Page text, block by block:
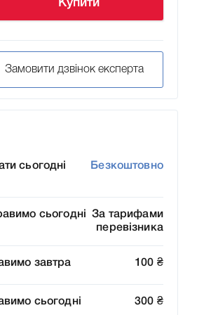
Купити
Замовити дзвінок експерта
сьогодні Безкоштовно
сьогодні
За тарифами
перевізника
завтра 100 ₴
сьогодні 300 ₴